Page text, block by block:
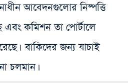
আবেদনগুলোর নিষ্পত্তি
এবং কমিশন তা পোর্টালে
বাকিদের জন্য যাচাই
চলমান।